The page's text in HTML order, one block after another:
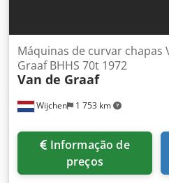
Wijchen 1 753 km
Máquinas de curvar chapas
Graaf BHHS 70t 1972
Van de Graaf
preços